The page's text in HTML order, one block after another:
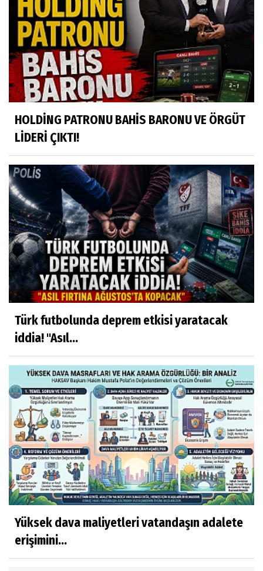
HOLDİNG PATRONU BAHİS BARONU VE ÖRGÜT
LİDERİ ÇIKTI!
Türk futbolunda deprem etkisi yaratacak
iddia! "Asıl...
Yüksek dava maliyetleri vatandaşın adalete
erişimini...